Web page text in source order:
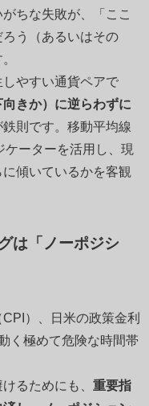
ちな失敗が、「ここ
う（あるいはその
しやすい通貨ペアで
向きか）に逆らわずに
鉄則です。移動平均線
ケーターを活用し、現
傾いているかを客観
は「ノーポジシ
）、日米の政策金利
く極めて危険な時間帯
るためにも、 重要指